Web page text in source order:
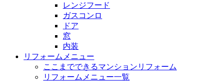
レンジフード
ガスコンロ
ドア
窓
内装
リフォームメニュー
ここまでできるマンションリフォーム
リフォームメニュー一覧